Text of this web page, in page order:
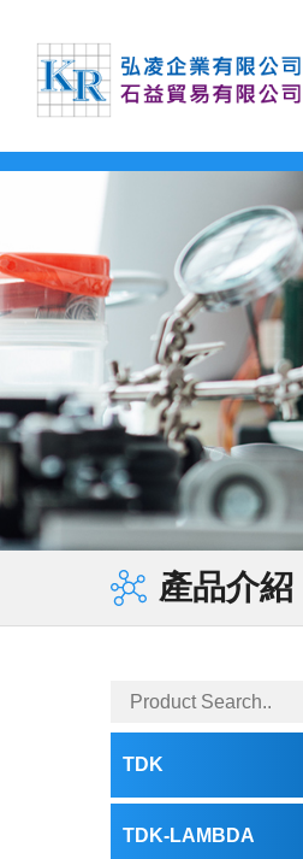
產品介紹
TDK
µPOL™嵌入式DC-DC轉換器
吸波材 / 磁性片
電容器
電感器
EMC對策產品
RF產品和模塊
電壓/過熱保護器件
壓電元件
TDK-LAMBDA
可編程直流電源(CVCC)
高壓電源
簡易恆流控制電源
AC-DC雙/多輸出電源
AC-DC單輸出電源
導軌電源
DC-DC電源
DC-DC雙向轉換器
泵頭
泵頭驅動模組
OEM 泵/ 雙步進泵
控制器 / 馬達控制板
特殊泵浦 / 點滴器
周邊配件
FOT PUMPS
磁力驅動齒輪泵
旋轉葉片泵
計量控制系統
磁力驅動齒輪泵馬達裝置
系統泵
MVV GEAR PUMPS
聚氨酯-製程應用
製程計量
超微量加工泵浦
熱熔膠–雙出口端
丙烯酸（壓克力）解決方案
快速換色系統
FLUIMAC PUMPS
FDA 等級氣動隔膜泵
氣動雙隔膜泵浦
LEAK TESTER/eVMP
多功能測漏儀
電子調控計量泵浦
PEN/PET FILMS
TEONEX Q51
TEONEX Q83
PEEK FILMS
APTIV 1000 Series
APTIV 2000 Series
FERROFLUID
磁性流體
MAGNETIC BEADS
羧基磁珠
二氧化矽磁珠
氨基磁珠
檔案下載
詢價系統
聯絡我們
產品介紹
TDK
TDK-LAMBDA